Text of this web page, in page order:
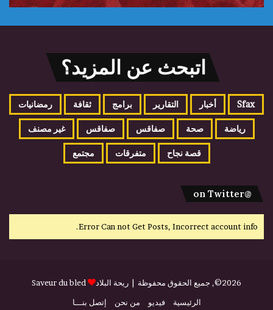
اتبحث عن المزيد؟
Sfax أخبار التقارير برامج ثقافة رمضانيات
رياضة صحة صفاقس صفاقس غير مصنف
قصة نجاح متفرقات مجتمع
@on Twitter
Error Can not Get Posts, Incorrect account info.
2026©, جميع الحقوق محفوظة | ريحة البلاد
Saveur du bled
الرئيسية
فيديو من نحن إتصل بنـــا